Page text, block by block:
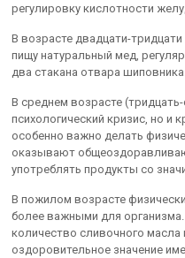
регулировку кислотности
В возрасте двадцати-
пищу натуральный мед,
два стакана отвара шиповника.
В среднем возрасте
психологический кризис, но и
особенно важно делать
оказывают
употреблять продукты со
В пожилом возрасте
более важными для
количество сливочного
оздоровительное значение